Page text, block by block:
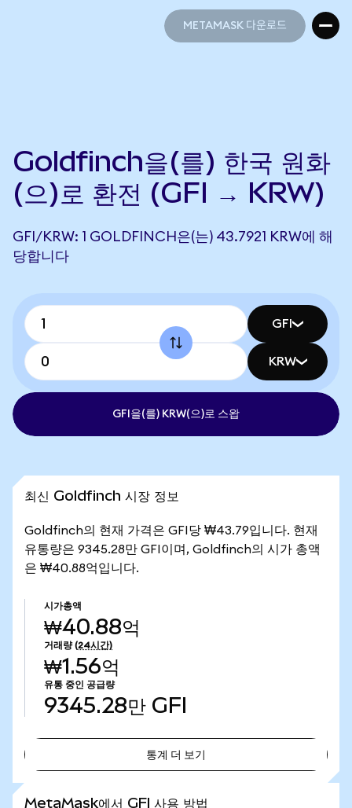
METAMASK 다운로드
Goldfinch을(를) 한국 원화
(으)로 환전 (GFI → KRW)
GFI/KRW: 1 GOLDFINCH은(는) 43.7921 KRW에 해
당합니다
GFI
KRW
GFI을(를) KRW(으)로 스왑
최신 Goldfinch 시장 정보
Goldfinch의 현재 가격은 GFI당 ₩43.79입니다. 현재
유통량은 9345.28만 GFI이며, Goldfinch의 시가 총액
은 ₩40.88억입니다.
시가총액
₩40.88억
거래량 (24시간)
₩1.56억
유통 중인 공급량
9345.28만 GFI
통계 더 보기
MetaMask에서 GFI 사용 방법